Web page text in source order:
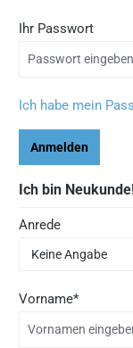
Ihr Passwort
Ich habe mein
Anmelden
Ich bin
Persönliche
Anrede
Vorname*